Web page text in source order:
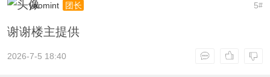
5#
yaomint 团长
谢谢楼主提供
2026-7-5 18:40